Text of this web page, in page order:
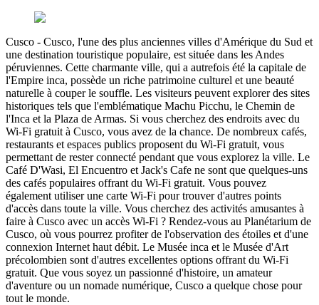
Cusco - Cusco, l'une des plus anciennes villes d'Amérique du Sud et
une destination touristique populaire, est située dans les Andes
péruviennes. Cette charmante ville, qui a autrefois été la capitale de
l'Empire inca, possède un riche patrimoine culturel et une beauté
naturelle à couper le souffle. Les visiteurs peuvent explorer des sites
historiques tels que l'emblématique Machu Picchu, le Chemin de
l'Inca et la Plaza de Armas. Si vous cherchez des endroits avec du
Wi-Fi gratuit à Cusco, vous avez de la chance. De nombreux cafés,
restaurants et espaces publics proposent du Wi-Fi gratuit, vous
permettant de rester connecté pendant que vous explorez la ville. Le
Café D'Wasi, El Encuentro et Jack's Cafe ne sont que quelques-uns
des cafés populaires offrant du Wi-Fi gratuit. Vous pouvez
également utiliser une carte Wi-Fi pour trouver d'autres points
d'accès dans toute la ville. Vous cherchez des activités amusantes à
faire à Cusco avec un accès Wi-Fi ? Rendez-vous au Planétarium de
Cusco, où vous pourrez profiter de l'observation des étoiles et d'une
connexion Internet haut débit. Le Musée inca et le Musée d'Art
précolombien sont d'autres excellentes options offrant du Wi-Fi
gratuit. Que vous soyez un passionné d'histoire, un amateur
d'aventure ou un nomade numérique, Cusco a quelque chose pour
tout le monde.